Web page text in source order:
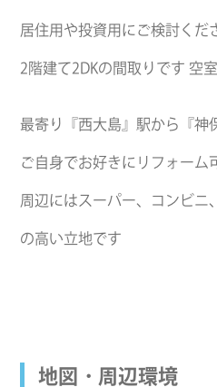
居住用や投資用にご検討くだ
2階建て2DKの間取りです 空
最寄り『西大島』駅から『神
ご自身でお好きにリフォーム
周辺にはスーパー、コンビニ
の高い立地です
地図・周辺環境